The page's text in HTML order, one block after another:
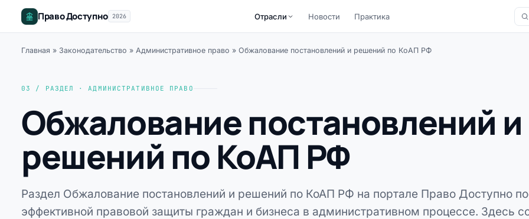
Право Доступно 2026 Отрасли Новости Практика
Главная » Законодательство » Административное право » Обжалование постановлений и решений по КоАП РФ
03 / РАЗДЕЛ · АДМИНИСТРАТИВНОЕ ПРАВО
Обжалование постановлений и
решений по КоАП РФ
Раздел Обжалование постановлений и решений по КоАП РФ на портале Право Доступно
эффективной правовой защиты граждан и бизнеса в административном процессе. Здесь